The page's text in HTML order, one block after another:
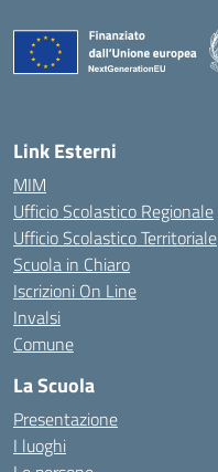
Link Esterni
MIM
Ufficio Scolastico Regionale
Ufficio Scolastico Territoriale
Scuola in Chiaro
Iscrizioni On Line
Invalsi
Comune
La Scuola
Presentazione
I luoghi